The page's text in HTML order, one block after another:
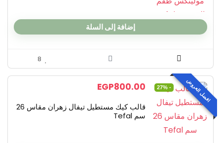
صنية فرن مانعة للالتصاق
صنيه فرن
قوالب
لبانة مانعة للالتصاق
مالتى كويك وهاند بلندر
مقلاة استانلس
مقلاة وكسرولة
مقلاة وكسرولة مانعة للالتصاق
منتجات استانلس
منتجات تشحن مجانا من الأوفر
إضافة إلى السلة
8
افضل العروض - 27%
EGP800.00
قالب كيك مستطيل تيفال زهران مقاس 26
سم Tefal